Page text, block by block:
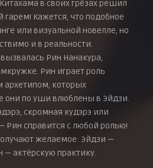
в своих грёзах решил
гарем! Кажется, что подобное
или визуальной новелле, но
и в реальности.
Рин Нанакура,
Рин играет роль
которых
они по уши влюблены в Эйдзи.
скромная кудэрэ или
Рин справится с любой ролью!
желаемое: Эйдзи —
— актёрскую практику.